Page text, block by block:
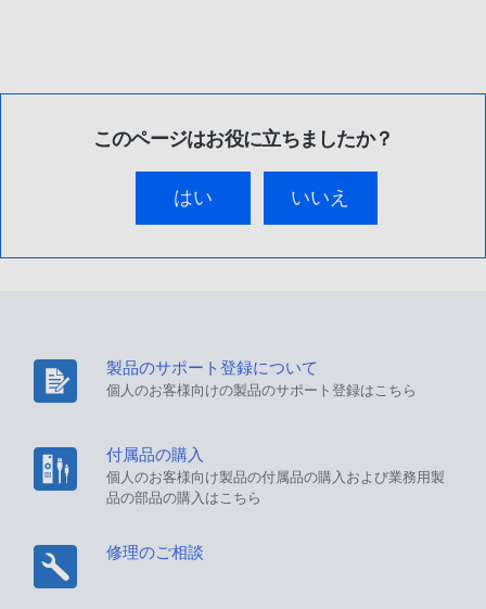
このページはお役に立ちましたか？
はい いいえ
製品のサポート登録について
個人のお客様向けの製品のサポート登録はこちら
付属品の購入
個人のお客様向け製品の付属品の購入および業務用製
品の部品の購入はこちら
修理のご相談